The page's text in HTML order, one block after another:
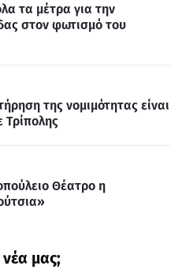
τα μέτρα για την
στον φωτισμό του
της νομιμότητας είναι
Τρίπολης
Θέατρο η
μας;